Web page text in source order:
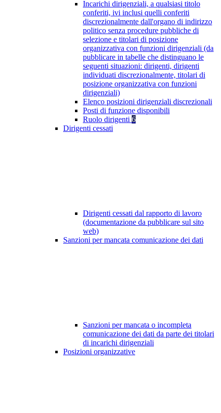
Incarichi dirigenziali, a qualsiasi titolo
conferiti, ivi inclusi quelli conferiti
discrezionalmente dall'organo di indirizzo
politico senza procedure pubbliche di
selezione e titolari di posizione
organizzativa con funzioni dirigenziali (da
pubblicare in tabelle che distinguano le
seguenti situazioni: dirigenti, dirigenti
individuati discrezionalmente, titolari di
posizione organizzativa con funzioni
dirigenziali)
Elenco posizioni dirigenziali discrezionali
Posti di funzione disponibili
Ruolo dirigenti 6
Dirigenti cessati
Dirigenti cessati dal rapporto di lavoro
(documentazione da pubblicare sul sito
web)
Sanzioni per mancata comunicazione dei dati
Sanzioni per mancata o incompleta
comunicazione dei dati da parte dei titolari
di incarichi dirigenziali
Posizioni organizzative